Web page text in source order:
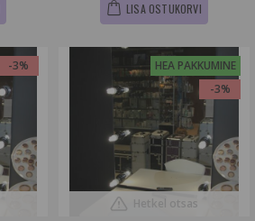
LISA OSTUKORVI
-3%
HEA PAKKUMINE
-3%
Hetkel otsas